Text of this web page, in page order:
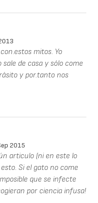
mitos. Yo
de casa y sólo come
y por.tanto nos
2015
articulo (ni en este lo
Si el gato no come
que se infecte
por ciencia infusa!